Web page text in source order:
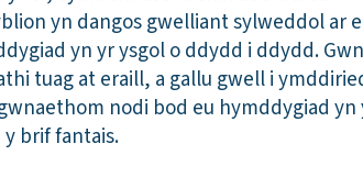
yn dangos gwelliant sylweddol ar
yn yr ysgol o ddydd i ddydd.
tuag at eraill, a gallu gwell i
nodi bod eu hymddygiad
brif fantais.